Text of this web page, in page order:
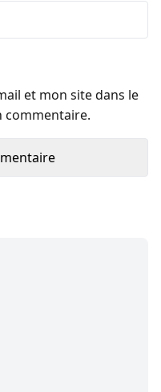
et mon site dans le
commentaire.